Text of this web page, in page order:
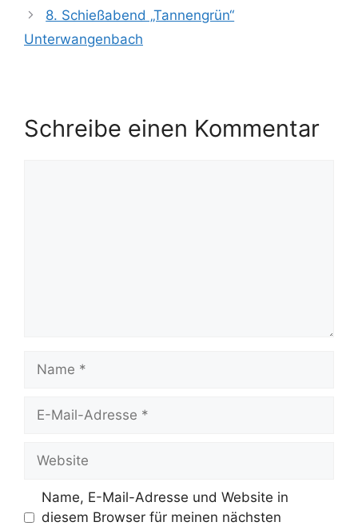
8. Schießabend „Tannengrün“
Unterwangenbach
Schreibe einen Kommentar
Name
Website
Name, E-Mail-Adresse und Website in
diesem Browser für meinen nächsten